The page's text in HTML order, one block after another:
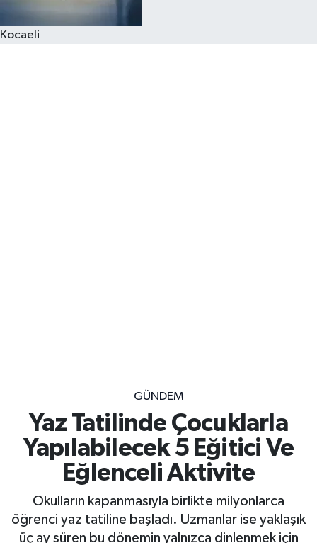
Kocaeli
GÜNDEM
Yaz Tatilinde Çocuklarla
Yapılabilecek 5 Eğitici Ve
Eğlenceli Aktivite
Okulların kapanmasıyla birlikte milyonlarca
öğrenci yaz tatiline başladı. Uzmanlar ise yaklaşık
üç ay süren bu dönemin yalnızca dinlenmek için